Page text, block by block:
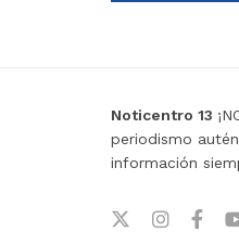
Noticentro 13
periodismo
información